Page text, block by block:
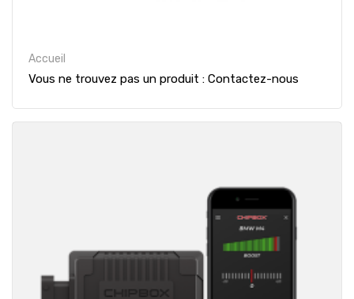
Accueil
Vous ne trouvez pas un produit : Contactez-nous